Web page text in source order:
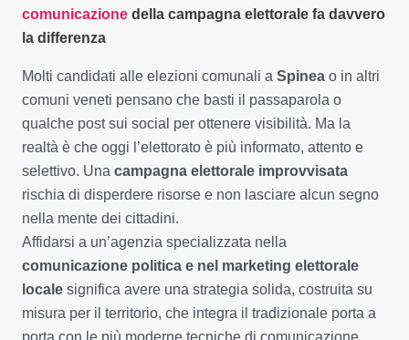
comunicazione della campagna elettorale fa davvero
la differenza
Molti candidati alle elezioni comunali a Spinea o in altri
comuni veneti pensano che basti il passaparola o
qualche post sui social per ottenere visibilità. Ma la
realtà è che oggi l’elettorato è più informato, attento e
selettivo. Una campagna elettorale improvvisata
rischia di disperdere risorse e non lasciare alcun segno
nella mente dei cittadini.
Affidarsi a un’agenzia specializzata nella
comunicazione politica e nel marketing elettorale
locale significa avere una strategia solida, costruita su
misura per il territorio, che integra il tradizionale porta a